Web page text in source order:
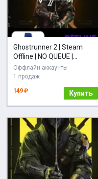
Ghostrunner 2 | Steam
Offline | NO QUEUE |
PAYPAL
Оффлайн аккаунты
1 продаж
149 ₽ Купить